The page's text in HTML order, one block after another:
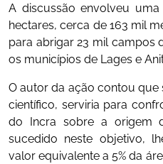
A discussão envolveu
hectares, cerca de 163 mil
para abrigar 23 mil campos
os municípios de Lages e
O autor da ação contou
científico, serviria para
do Incra sobre a origem
sucedido neste objetivo,
valor equivalente a 5% da